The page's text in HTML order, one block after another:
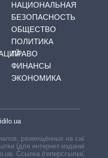
НАЦИОНАЛЬНАЯ
БЕЗОПАСНОСТЬ
ОБЩЕСТВО
ПОЛИТИКА
ПРАВО
ФИНАНСЫ
ЭКОНОМИКА
размещённых на сайте,
(для интернет-изданий —
Ссылка (гиперссылка)